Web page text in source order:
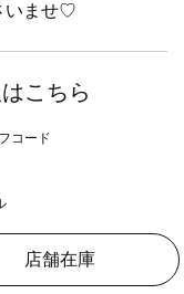
いませ♡
こちら
店舗在庫